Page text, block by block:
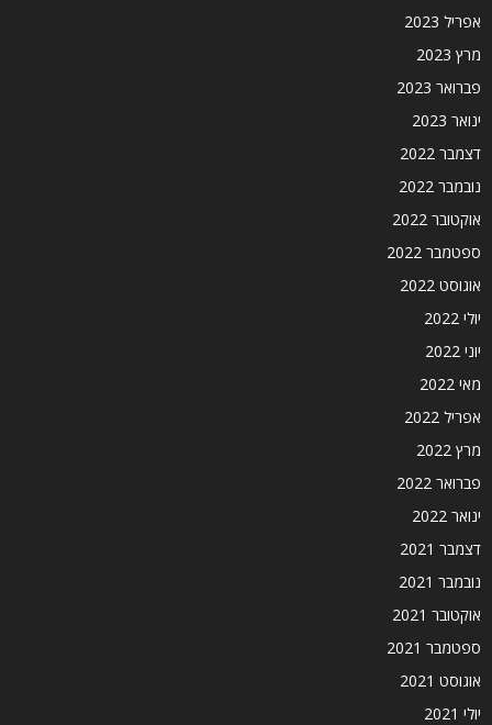
אפריל 2023
מרץ 2023
פברואר 2023
ינואר 2023
דצמבר 2022
נובמבר 2022
אוקטובר 2022
ספטמבר 2022
אוגוסט 2022
יולי 2022
יוני 2022
מאי 2022
אפריל 2022
מרץ 2022
פברואר 2022
ינואר 2022
דצמבר 2021
נובמבר 2021
אוקטובר 2021
ספטמבר 2021
אוגוסט 2021
יולי 2021